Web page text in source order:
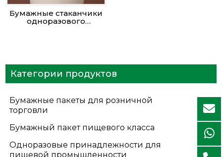
Бумажные стаканчики
одноразового
Категории продуктов
+
Бумажные пакеты для розничной
торговли
+
Бумажный пакет пищевого класса
+
Одноразовые принадлежности для
пищевой промышленности